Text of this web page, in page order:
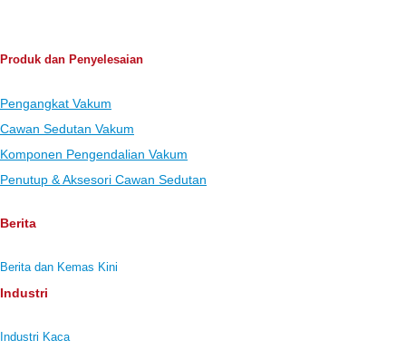
Produk dan Penyelesaian
Pengangkat Vakum
Cawan Sedutan Vakum
Komponen Pengendalian Vakum
Penutup & Aksesori Cawan Sedutan
Berita
Berita dan Kemas Kini
Industri
Industri Kaca